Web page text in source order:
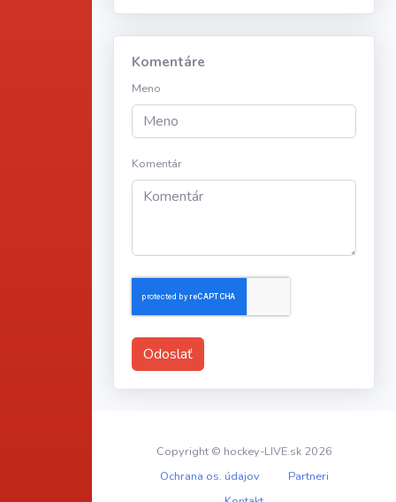
Komentáre
Meno
Komentár
Odoslať
Copyright © hockey-LIVE.sk 2026
Ochrana os. údajov
Partneri